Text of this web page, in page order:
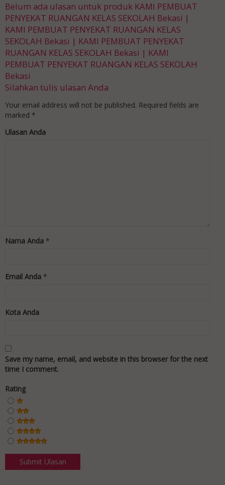
Belum ada ulasan untuk produk KAMI PEMBUAT
PENYEKAT RUANGAN KELAS SEKOLAH Bekasi |
KAMI PEMBUAT PENYEKAT RUANGAN KELAS
SEKOLAH Bekasi | KAMI PEMBUAT PENYEKAT
RUANGAN KELAS SEKOLAH Bekasi | KAMI
PEMBUAT PENYEKAT RUANGAN KELAS SEKOLAH
Bekasi
Silahkan tulis ulasan Anda
Your email address will not be published. Required fields are
marked *
Ulasan Anda
Nama Anda *
Email Anda *
Kota Anda
Save my name, email, and website in this browser for the next
time I comment.
Rating